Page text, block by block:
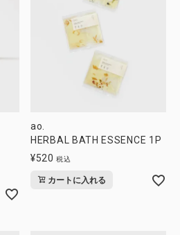
ao.
HERBAL BATH ESSENCE 1P
¥520 税込
カートに入れる